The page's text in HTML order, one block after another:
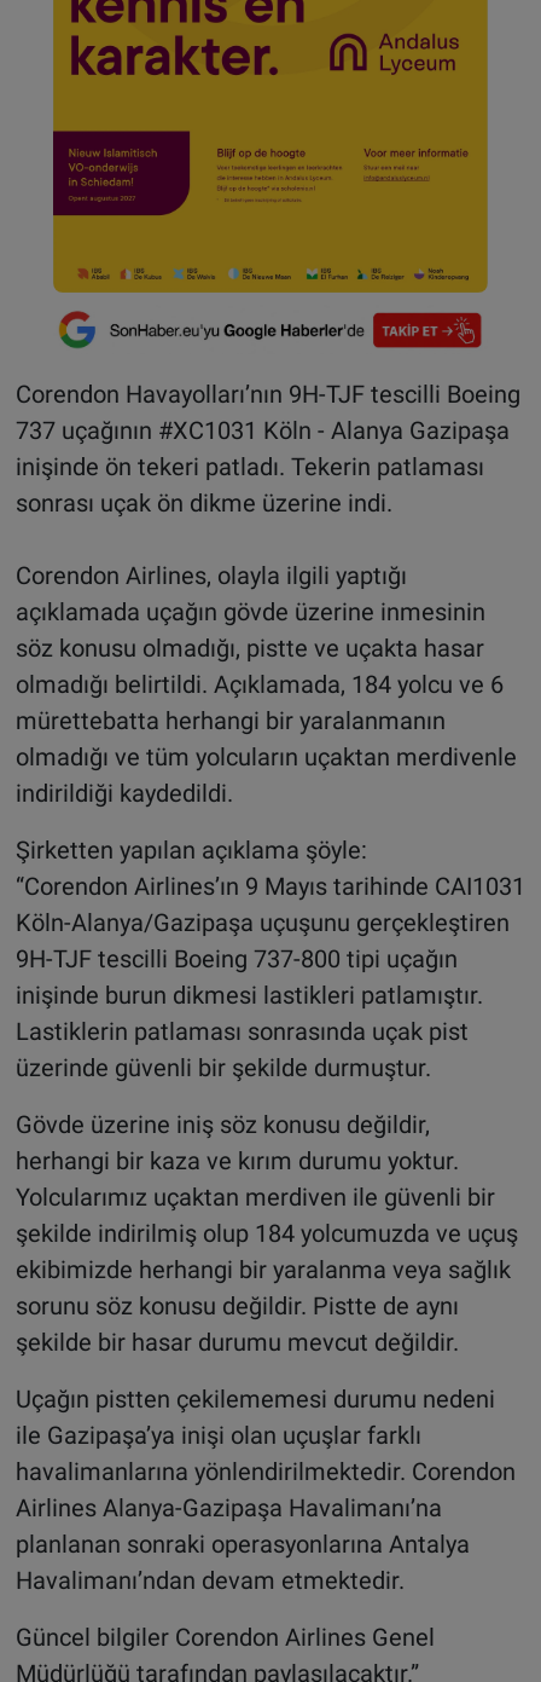
Corendon Havayolları’nın 9H-TJF tescilli Boeing
737 uçağının #XC1031 Köln - Alanya Gazipaşa
inişinde ön tekeri patladı. Tekerin patlaması
sonrası uçak ön dikme üzerine indi.
Corendon Airlines, olayla ilgili yaptığı
açıklamada uçağın gövde üzerine inmesinin
söz konusu olmadığı, pistte ve uçakta hasar
olmadığı belirtildi. Açıklamada, 184 yolcu ve 6
mürettebatta herhangi bir yaralanmanın
olmadığı ve tüm yolcuların uçaktan merdivenle
indirildiği kaydedildi.
Şirketten yapılan açıklama şöyle:
“Corendon Airlines’ın 9 Mayıs tarihinde CAI1031
Köln-Alanya/Gazipaşa uçuşunu gerçekleştiren
9H-TJF tescilli Boeing 737-800 tipi uçağın
inişinde burun dikmesi lastikleri patlamıştır.
Lastiklerin patlaması sonrasında uçak pist
üzerinde güvenli bir şekilde durmuştur.
Gövde üzerine iniş söz konusu değildir,
herhangi bir kaza ve kırım durumu yoktur.
Yolcularımız uçaktan merdiven ile güvenli bir
şekilde indirilmiş olup 184 yolcumuzda ve uçuş
ekibimizde herhangi bir yaralanma veya sağlık
sorunu söz konusu değildir. Pistte de aynı
şekilde bir hasar durumu mevcut değildir.
Uçağın pistten çekilememesi durumu nedeni
ile Gazipaşa’ya inişi olan uçuşlar farklı
havalimanlarına yönlendirilmektedir. Corendon
Airlines Alanya-Gazipaşa Havalimanı’na
planlanan sonraki operasyonlarına Antalya
Havalimanı’ndan devam etmektedir.
Güncel bilgiler Corendon Airlines Genel
Müdürlüğü tarafından paylaşılacaktır.”